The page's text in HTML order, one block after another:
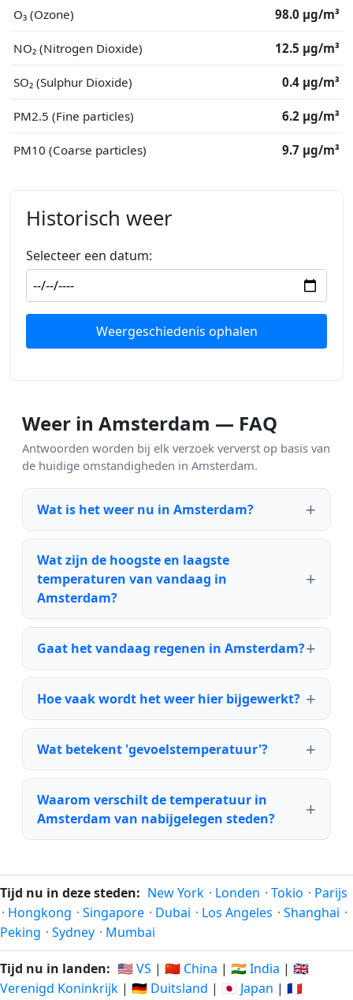
O₃ (Ozone) 98.0 μg/m³
NO₂ (Nitrogen Dioxide) 12.5 μg/m³
SO₂ (Sulphur Dioxide) 0.4 μg/m³
PM2.5 (Fine particles) 6.2 μg/m³
PM10 (Coarse particles) 9.7 μg/m³
Historisch weer
Selecteer een datum:
Weergeschiedenis ophalen
Weer in Amsterdam — FAQ
Antwoorden worden bij elk verzoek ververst op basis van
de huidige omstandigheden in Amsterdam.
Wat is het weer nu in Amsterdam?
Wat zijn de hoogste en laagste
temperaturen van vandaag in
Amsterdam?
Gaat het vandaag regenen in Amsterdam?
Hoe vaak wordt het weer hier bijgewerkt?
Wat betekent 'gevoelstemperatuur'?
Waarom verschilt de temperatuur in
Amsterdam van nabijgelegen steden?
Tijd nu in deze steden: New York · Londen · Tokio · Parijs
· Hongkong · Singapore · Dubai · Los Angeles · Shanghai ·
Peking · Sydney · Mumbai
Tijd nu in landen: 🇺🇸 VS | 🇨🇳 China | 🇮🇳 India | 🇬🇧
Verenigd Koninkrijk | 🇩🇪 Duitsland | 🇯🇵 Japan | 🇫🇷